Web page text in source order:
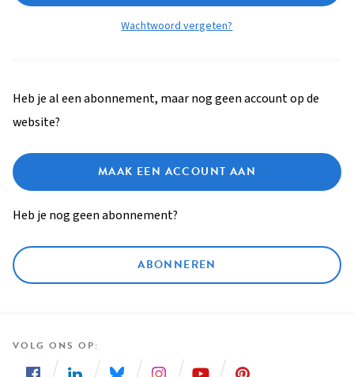
Wachtwoord vergeten?
Heb je al een abonnement, maar nog geen account op de
website?
MAAK EEN ACCOUNT AAN
Heb je nog geen abonnement?
ABONNEREN
VOLG ONS OP